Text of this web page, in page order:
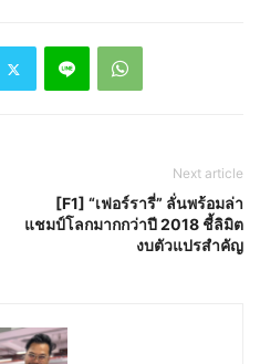
Next article
[F1] “เฟอร์รารี่” ลั่นพร้อมล่า
แชมป์โลกมากกว่าปี 2018 ชี้ลิมิต
งบตัวแปรสำคัญ